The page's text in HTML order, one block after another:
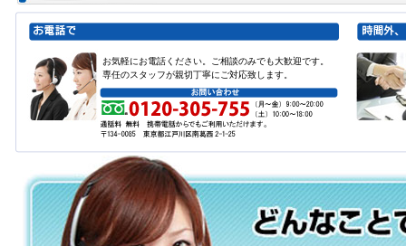
お気軽にお電話ください。ご相談のみでも大歓迎です。
専任のスタッフが親切丁寧にご対応致します。